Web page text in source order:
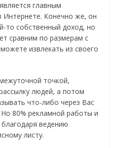
главным
Интернете. Конечно же, он
то собственный доход, но
сравним по размерам с
извлекать из своего
точкой,
людей, а потом
что-либо через Вас
80% рекламной работы и
ведению
листу.